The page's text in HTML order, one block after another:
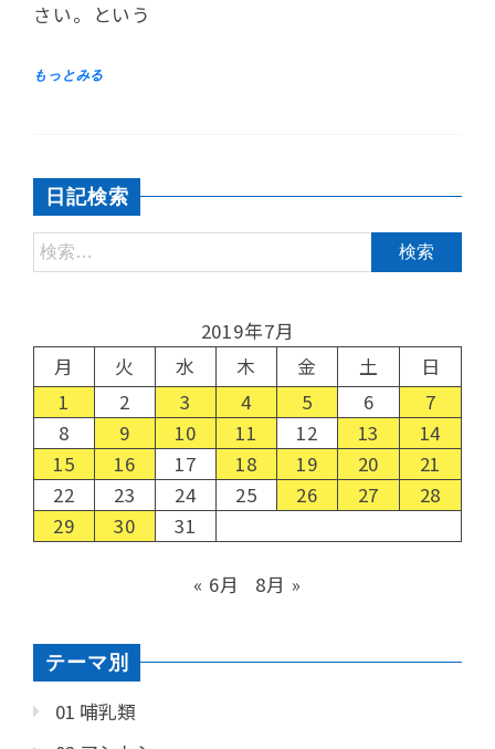
さい。という
日記検索
2019年7月
月
火 水 木 金 土
日
1
2 3 4 5 6
7
8
9 10 11 12 13
14
15
16 17 18 19 20
21
22
23 24 25 26 27
28
29
30 31
« 6月 8月 »
テーマ別
01 哺乳類